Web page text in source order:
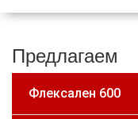
Предлагаем
Флексален 600